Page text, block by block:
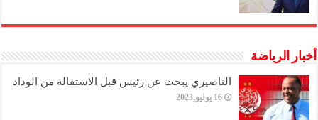
أخبار الرياضة
الناصيري يبحث عن رئيس قبل الاستقالة من الوداد
16 يوليو,2023